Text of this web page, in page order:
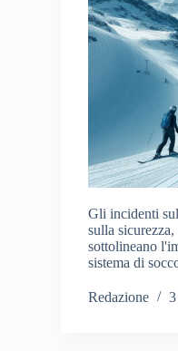
Gli incidenti
sulla
sottolineano
sistema di
Redazione